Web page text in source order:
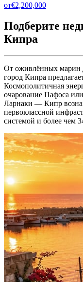
от€2,200,000
Подберите
Кипра
От оживлённых марин
город Кипра
Космополитичная
очарование Пафоса
Ларнаки — Кипр
первоклассной
системой и более чем